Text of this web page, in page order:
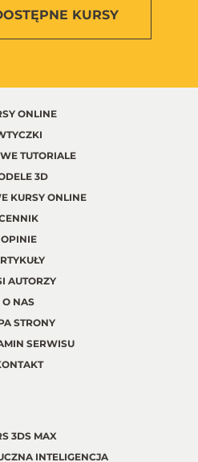
KURSY
ONLINE
TUTORIALE
3D
KURSY ONLINE
OPINIE
AUTORZY
O NAS
STRONY
SERWISU
3DS MAX
INTELIGENCJA